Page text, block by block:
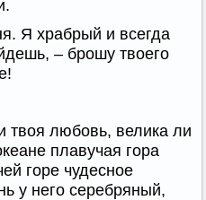
Я храбрый и всегда
– брошу твоего
твоя любовь, велика ли
плавучая гора
горе чудесное
у него серебряный,